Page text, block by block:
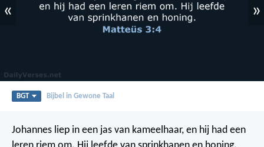
« »
BGT Bijbel in Gewone Taal
Johannes liep in een jas van kameelhaar, en hij had een